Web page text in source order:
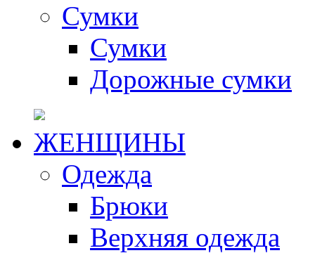
Сумки
Сумки
Дорожные сумки
ЖЕНЩИНЫ
Одежда
Брюки
Верхняя одежда